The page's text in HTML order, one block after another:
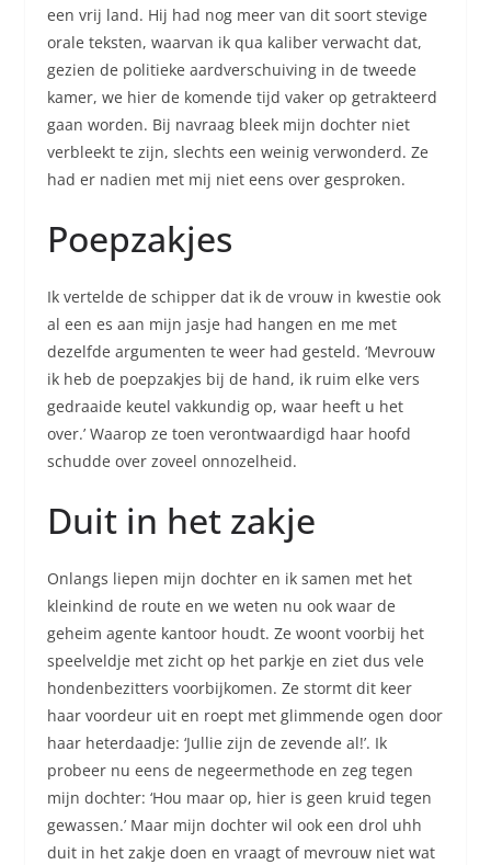
een vrij land. Hij had nog meer van dit soort stevige
orale teksten, waarvan ik qua kaliber verwacht dat,
gezien de politieke aardverschuiving in de tweede
kamer, we hier de komende tijd vaker op getrakteerd
gaan worden. Bij navraag bleek mijn dochter niet
verbleekt te zijn, slechts een weinig verwonderd. Ze
had er nadien met mij niet eens over gesproken.
Poepzakjes
Ik vertelde de schipper dat ik de vrouw in kwestie ook
al een es aan mijn jasje had hangen en me met
dezelfde argumenten te weer had gesteld. ‘Mevrouw
ik heb de poepzakjes bij de hand, ik ruim elke vers
gedraaide keutel vakkundig op, waar heeft u het
over.’ Waarop ze toen verontwaardigd haar hoofd
schudde over zoveel onnozelheid.
Duit in het zakje
Onlangs liepen mijn dochter en ik samen met het
kleinkind de route en we weten nu ook waar de
geheim agente kantoor houdt. Ze woont voorbij het
speelveldje met zicht op het parkje en ziet dus vele
hondenbezitters voorbijkomen. Ze stormt dit keer
haar voordeur uit en roept met glimmende ogen door
haar heterdaadje: ‘Jullie zijn de zevende al!’. Ik
probeer nu eens de negeermethode en zeg tegen
mijn dochter: ‘Hou maar op, hier is geen kruid tegen
gewassen.’ Maar mijn dochter wil ook een drol uhh
duit in het zakje doen en vraagt of mevrouw niet wat